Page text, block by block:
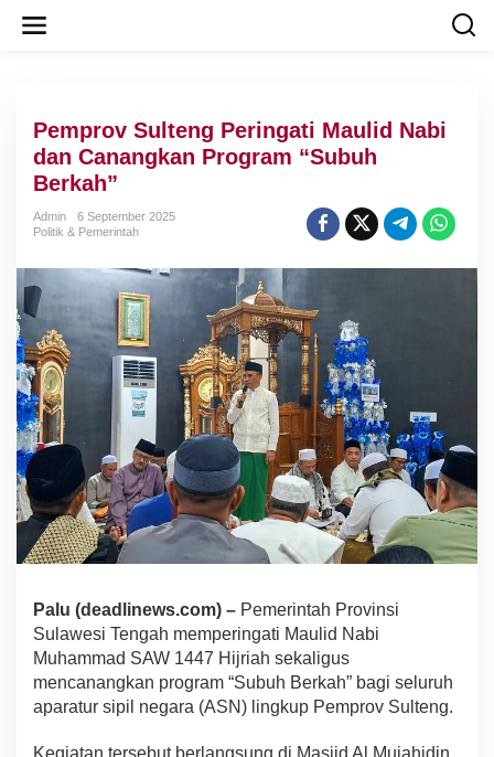
Pemprov Sulteng Peringati Maulid Nabi
dan Canangkan Program “Subuh
Berkah”
Admin
6 September 2025
Politik & Pemerintah
Palu (deadlinews.com) – Pemerintah Provinsi
Sulawesi Tengah memperingati Maulid Nabi
Muhammad SAW 1447 Hijriah sekaligus
mencanangkan program “Subuh Berkah” bagi seluruh
aparatur sipil negara (ASN) lingkup Pemprov Sulteng.